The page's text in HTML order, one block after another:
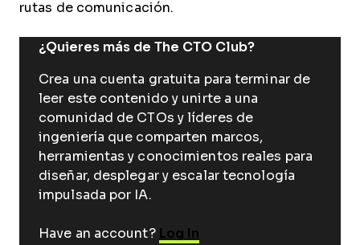
rutas de comunicación.
¿Quieres más de The CTO Club?
Crea una cuenta gratuita para terminar de
leer este contenido y unirte a una
comunidad de CTOs y líderes de
ingeniería que comparten marcos,
herramientas y conocimientos reales para
diseñar, desplegar y escalar tecnología
impulsada por IA.
Have an account? Log In